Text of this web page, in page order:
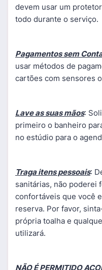
devem usar um
todo durante o serviço.
Pagamentos sem
usar métodos de
cartões com sensores
Lave as suas mãos:
primeiro o banheiro
no estúdio para o
Traga itens pessoais:
sanitárias, não poderei
confortáveis que você
reserva. Por favor,
própria toalha e
utilizará.
NÃO É PERMITIDO